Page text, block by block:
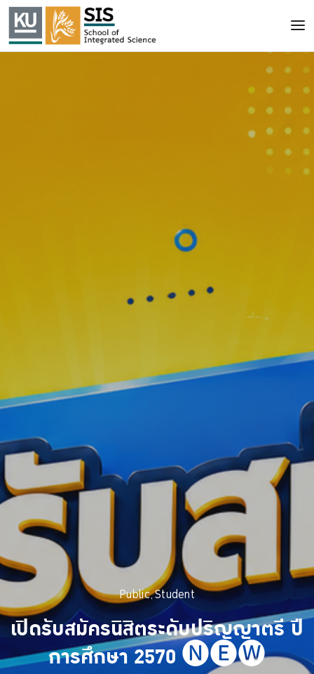
Public,Student
เปิดรับสมัครนิสิตระดับปริญญาตรี ปี
การศึกษา 2570 🅝🅔🅦